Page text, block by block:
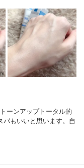
ーンアップトータル的
パもいいと思います。自